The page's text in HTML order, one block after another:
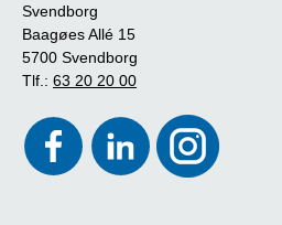
Svendborg
Baagøes Allé 15
5700 Svendborg
Tlf.: 63 20 20 00